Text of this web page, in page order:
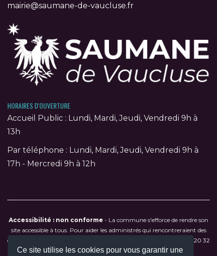
Ce site utilise les cookies pour vous garantir une
mairie@saumane-de-vaucluse.fr
HORAIRES D'OUVERTURE
Accueil Public : Lundi, Mardi, Jeudi, Vendredi 9h à
13h
Par téléphone : Lundi, Mardi, Jeudi, Vendredi 9h à
17h - Mercredi 9h à 12h
Accessibilité : non conforme - La commune s'efforce de rendre son
site accessible à tous. Pour aider les administrés qui rencontreraient des
difficultés de navigation, contactez directement la mairie au
04 90 20 32
79 ou par courriel àmairie@saumane-de-vaucluse.fr.